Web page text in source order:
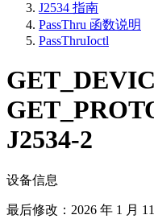
J2534 指南
PassThru 函数说明
PassThruIoctl
J2534-2
设备信息
最后修改： 2026 年 1 月